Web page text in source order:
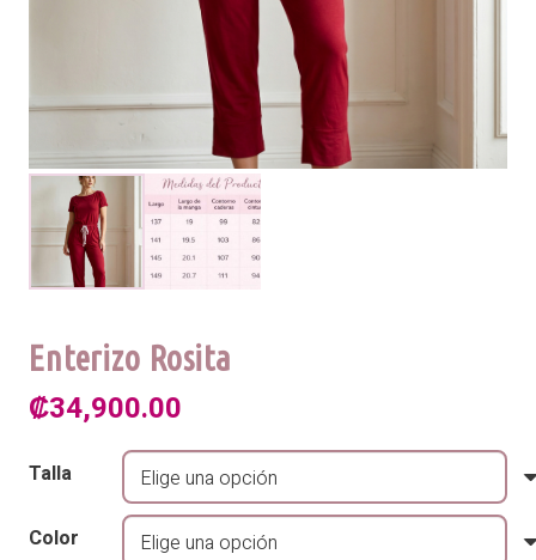
Enterizo Rosita
₡34,900.00
Talla
Color